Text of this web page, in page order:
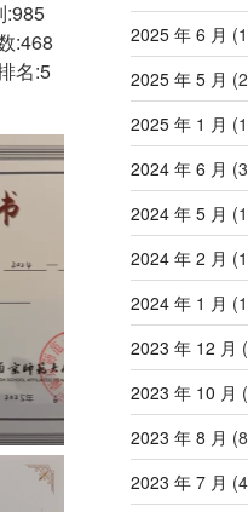
:985
:468
名:5
2025 年 6 月
2025 年 5 月
2025 年 1 月
2024 年 6 月
2024 年 5 月
2024 年 2 月
2024 年 1 月
2023 年 12 月
2023 年 10 月
2023 年 8 月
2023 年 7 月